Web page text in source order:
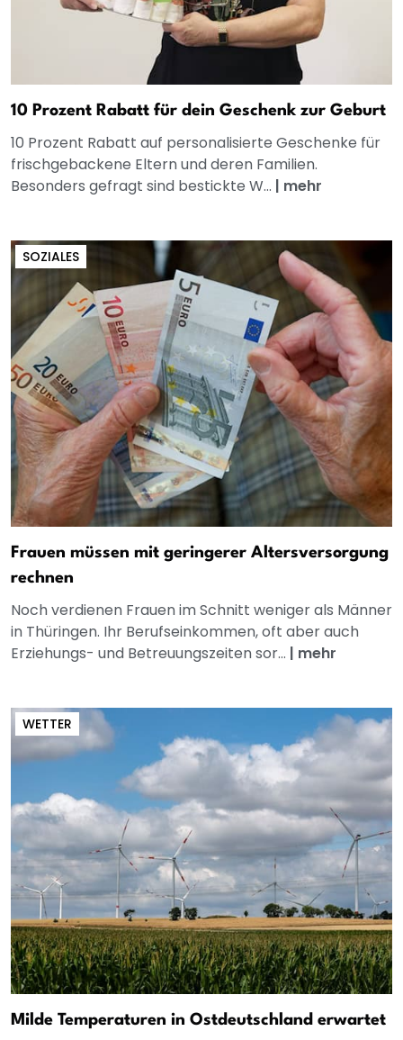
10 Prozent Rabatt für dein Geschenk zur Geburt
10 Prozent Rabatt auf personalisierte Geschenke für
frischgebackene Eltern und deren Familien.
Besonders gefragt sind bestickte W... | mehr
SOZIALES
Frauen müssen mit geringerer Altersversorgung
rechnen
Noch verdienen Frauen im Schnitt weniger als Männer
in Thüringen. Ihr Berufseinkommen, oft aber auch
Erziehungs- und Betreuungszeiten sor... | mehr
WETTER
Milde Temperaturen in Ostdeutschland erwartet